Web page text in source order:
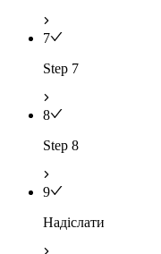
7
Step 7
8
Step 8
9
Надіслати